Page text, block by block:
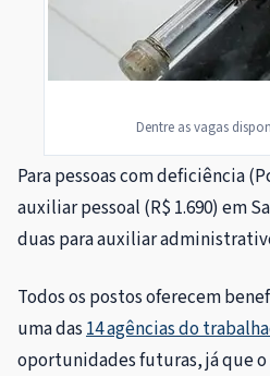
Dentre as vagas
Para pessoas com deficiência
auxiliar pessoal (R$ 1.690) em
duas para auxiliar
Todos os postos oferecem
uma das14 agências do
oportunidades futuras, já que o